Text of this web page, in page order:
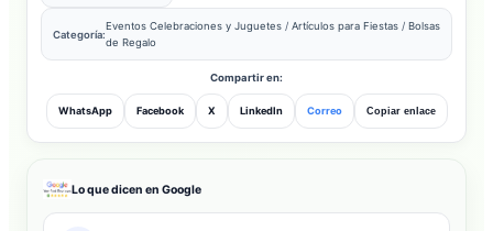
Categoría:
Eventos Celebraciones y Juguetes / Artículos para Fiestas / Bolsas
de Regalo
Compartir en:
WhatsApp Facebook X LinkedIn Correo Copiar enlace
Lo que dicen en Google